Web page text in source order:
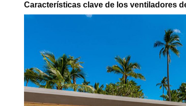
Características clave de los ventiladores